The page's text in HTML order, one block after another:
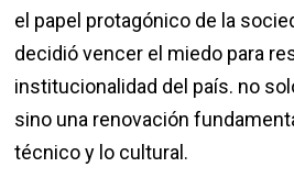
el papel protagónico de la
decidió vencer el miedo para
institucionalidad del país. no
sino una renovación
técnico y lo cultural.